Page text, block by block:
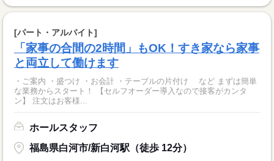
[パート・アルバイト]
「家事の合間の2時間」もOK！すき家なら家事
と両立して働けます
・ご案内 ・盛つけ ・お会計 ・テーブルの片付け など まずは簡単
な業務からスタート！ 【セルフオーダー導入なので接客がカンタ
ン】 注文はお客様...
ホールスタッフ
福島県白河市/新白河駅（徒歩 12分）